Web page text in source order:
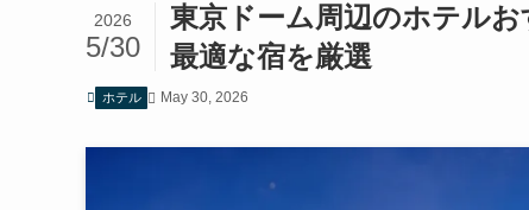
東京ドーム周辺のホテル
最適な宿を厳選
2026
5/30
ホテル May 30, 2026